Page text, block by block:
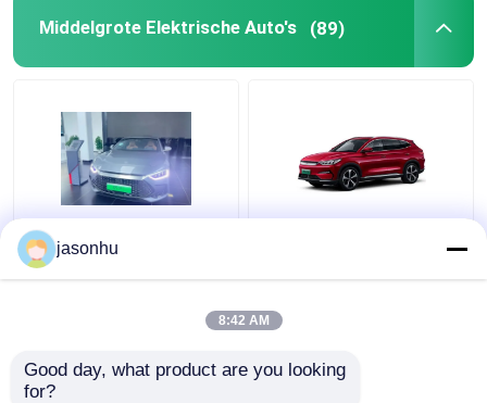
Middelgrote Elektrische Auto's (89)
BYD Han Medium
Electric Cars
Luxe 5 Seater SUV
jasonhu
8:42 AM
Good day, what product are you looking
for?